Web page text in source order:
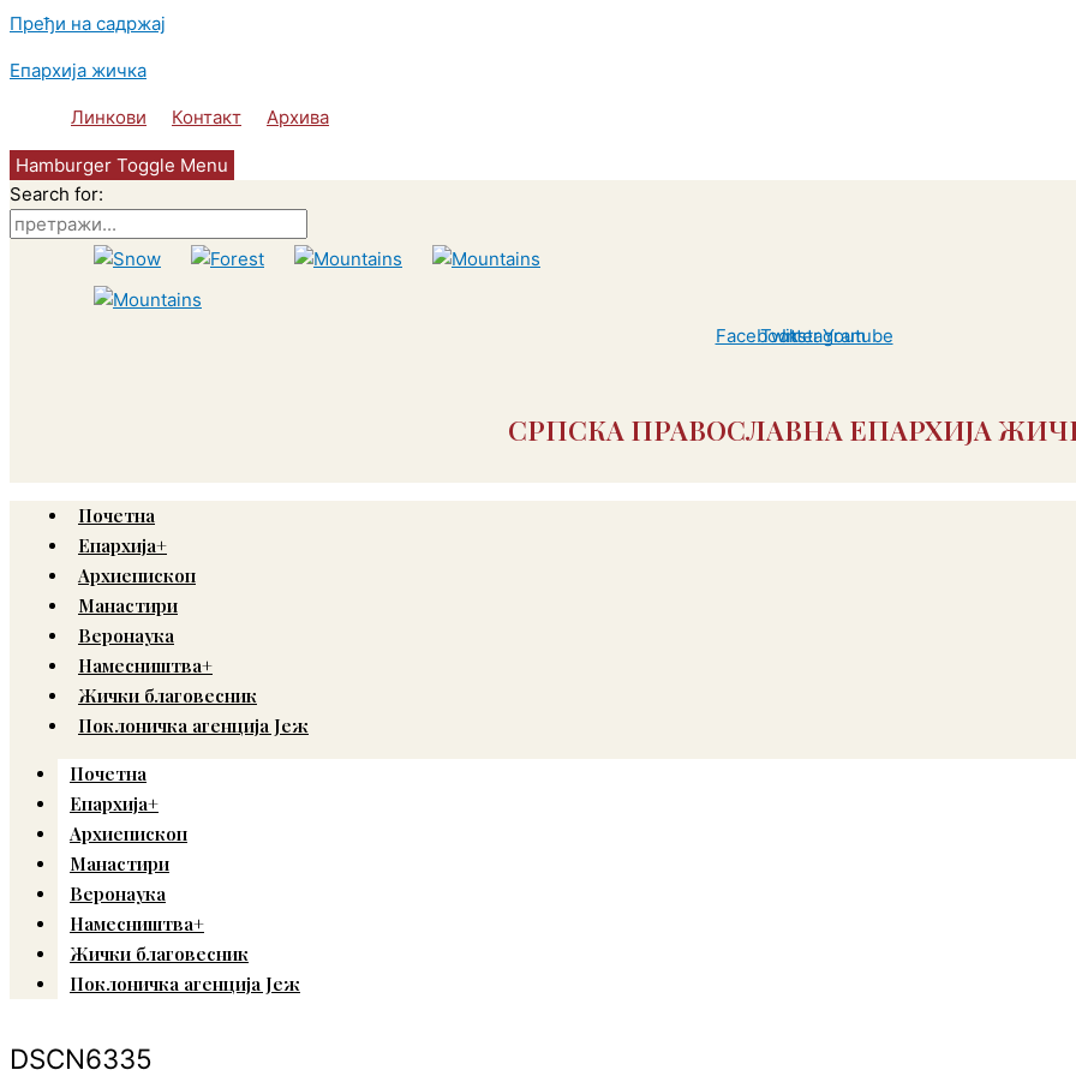
Пређи на садржај
Епархија жичка
Линкови Контакт Архива
Hamburger Toggle Menu
Search for:
Facebook
Twitter
Instagram
Youtube
СРПСКА ПРАВОСЛАВНА ЕПАРХИЈА
Почетна
Епархија+
Архиепископ
Манастири
Веронаука
Намесништва+
Жички благовесник
Поклоничка агенција Јеж
Почетна
Епархија+
Архиепископ
Манастири
Веронаука
Намесништва+
Жички благовесник
Поклоничка агенција Јеж
DSCN6335